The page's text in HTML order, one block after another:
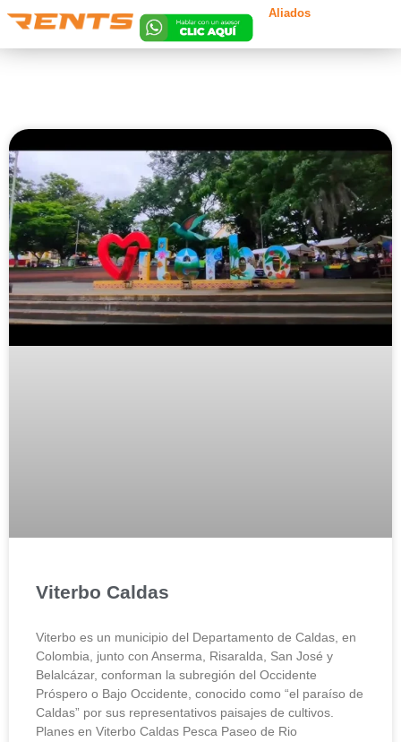
Aliados
Viterbo Caldas
Viterbo es un municipio del Departamento de Caldas, en
Colombia, junto con Anserma, Risaralda, San José y
Belalcázar, conforman la subregión del Occidente
Próspero o Bajo Occidente, conocido como “el paraíso de
Caldas” por sus representativos paisajes de cultivos.
Planes en Viterbo Caldas Pesca Paseo de Rio